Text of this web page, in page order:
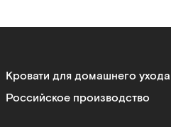
Кровати для домашнего ухода
Российское производство